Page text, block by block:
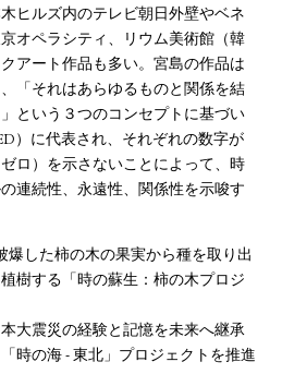
ヒルズ内のテレビ朝日外壁やベネ
オペラシティ、リウム美術館（韓
アート作品も多い。宮島の作品は
「それはあらゆるものと関係を結
という３つのコンセプトに基づい
）に代表され、それぞれの数字が
ロ）を示さないことによって、時
連続性、永遠性、関係性を示唆す
爆した柿の木の果実から種を取り出
樹する「時の蘇生：柿の木プロジ
大震災の経験と記憶を未来へ継承
時の海 - 東北」プロジェクトを推進